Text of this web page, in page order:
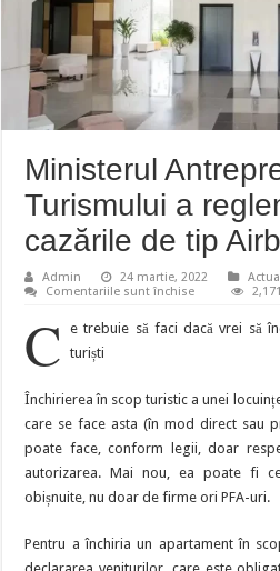
Ministerul
Turismului a
cazările de tip
Admin 24 martie, 2022
Comentariile sunt închisepentru
şi
cazările
de
tip
C
e trebuie să faci dacă vrei să
turiști
Închirierea în scop turistic a unei
care se face asta (în mod direct sau
poate face, conform legii, doar
autorizarea. Mai nou, ea poate fi
obișnuite, nu doar de firme ori PFA-uri.
Pentru a închiria un apartament în